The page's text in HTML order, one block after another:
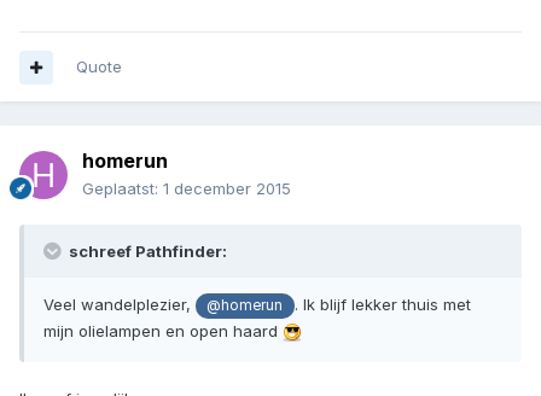
Quote
homerun
Geplaatst: 1 december 2015
schreef Pathfinder:
Veel wandelplezier, @homerun
. Ik blijf lekker thuis met
mijn olielampen en open haard